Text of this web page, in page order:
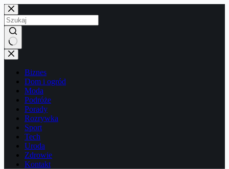
Przejdź
do
treści
Brak
wyników
Biznes
Dom i ogród
Moda
Podróże
Porady
Rozrywka
Sport
Tech
Uroda
Zdrowie
Kontakt